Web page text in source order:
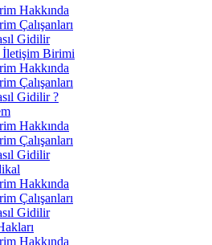
Hakkında
Çalışanları
Gidilir
İletişim Birimi
Hakkında
Çalışanları
Gidilir ?
Hakkında
Çalışanları
Gidilir
Hakkında
Çalışanları
Gidilir
Hakkında